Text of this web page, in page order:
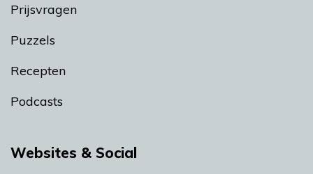
Prijsvragen
Puzzels
Recepten
Podcasts
Websites & Social